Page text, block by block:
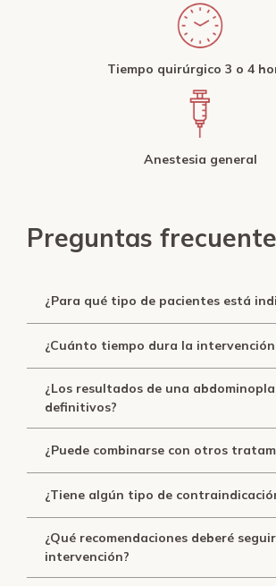
Tiempo quirúrgico 3 o 4
Anestesia general
Preguntas
¿Para qué tipo de pacientes está
¿Cuánto tiempo dura la
¿Los resultados de una
definitivos?
¿Puede combinarse con otros
¿Tiene algún tipo de
¿Qué recomendaciones deberé
intervención?